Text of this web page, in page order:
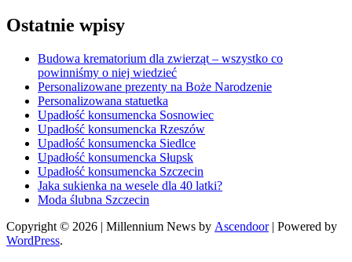
Ostatnie wpisy
Budowa krematorium dla zwierząt – wszystko co
powinniśmy o niej wiedzieć
Personalizowane prezenty na Boże Narodzenie
Personalizowana statuetka
Upadłość konsumencka Sosnowiec
Upadłość konsumencka Rzeszów
Upadłość konsumencka Siedlce
Upadłość konsumencka Słupsk
Upadłość konsumencka Szczecin
Jaka sukienka na wesele dla 40 latki?
Moda ślubna Szczecin
Copyright © 2026 | Millennium News by Ascendoor| Powered by
WordPress.